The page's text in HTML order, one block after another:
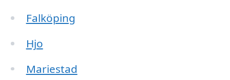
Falköping
Hjo
Mariestad